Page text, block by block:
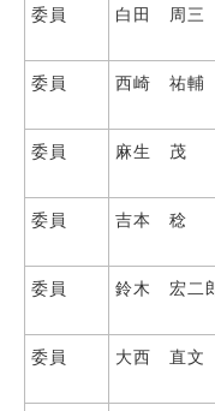
委員
白田 周三
委員
西崎 祐輔
委員
麻生 茂
委員
吉本 稔
委員
鈴木 宏二
委員
大西 直文